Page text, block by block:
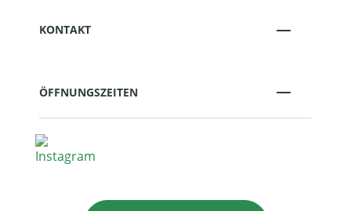
KONTAKT
ÖFFNUNGSZEITEN